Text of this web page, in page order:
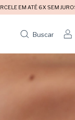
10% OFF com o cupom
Buscar